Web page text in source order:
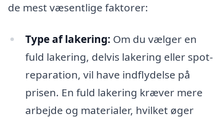
de mest væsentlige faktorer:
Type af lakering: Om du vælger en
fuld lakering, delvis lakering eller spot-
reparation, vil have indflydelse på
prisen. En fuld lakering kræver mere
arbejde og materialer, hvilket øger